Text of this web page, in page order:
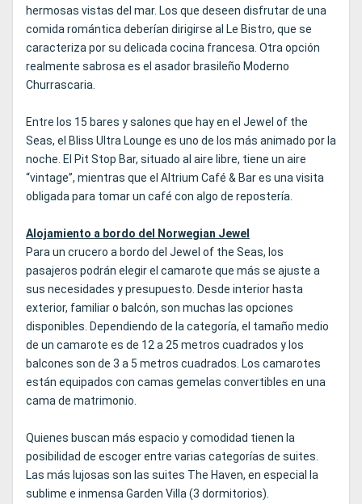
hermosas vistas del mar. Los que deseen disfrutar de una
comida romántica deberían dirigirse al Le Bistro, que se
caracteriza por su delicada cocina francesa. Otra opción
realmente sabrosa es el asador brasileño Moderno
Churrascaria.
Entre los 15 bares y salones que hay en el Jewel of the
Seas, el Bliss Ultra Lounge es uno de los más animado por la
noche. El Pit Stop Bar, situado al aire libre, tiene un aire
“vintage”, mientras que el Altrium Café & Bar es una visita
obligada para tomar un café con algo de repostería.
Alojamiento a bordo del Norwegian Jewel
Para un crucero a bordo del Jewel of the Seas, los
pasajeros podrán elegir el camarote que más se ajuste a
sus necesidades y presupuesto. Desde interior hasta
exterior, familiar o balcón, son muchas las opciones
disponibles. Dependiendo de la categoría, el tamaño medio
de un camarote es de 12 a 25 metros cuadrados y los
balcones son de 3 a 5 metros cuadrados. Los camarotes
están equipados con camas gemelas convertibles en una
cama de matrimonio.
Quienes buscan más espacio y comodidad tienen la
posibilidad de escoger entre varias categorías de suites.
Las más lujosas son las suites The Haven, en especial la
sublime e inmensa Garden Villa (3 dormitorios).